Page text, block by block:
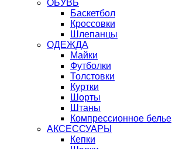
ОБУВЬ
Баскетбол
Кроссовки
Шлепанцы
ОДЕЖДА
Майки
Футболки
Толстовки
Куртки
Шорты
Штаны
Компрессионное белье
АКСЕССУАРЫ
Кепки